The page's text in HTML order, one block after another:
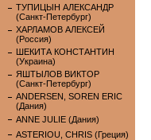
ТУПИЦЫН АЛЕКСАНДР
(Санкт-Петербург)
ХАРЛАМОВ АЛЕКСЕЙ
(Россия)
ШЕКИТА КОНСТАНТИН
(Украина)
ЯШТЫЛОВ ВИКТОР
(Санкт-Петербург)
ANDERSEN, SOREN ERIC
(Дания)
ANNE JULIE (Дания)
ASTERIOU, CHRIS (Греция)